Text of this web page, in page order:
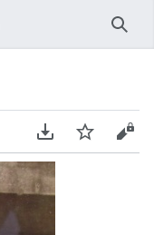
Parsisiųsti kaip
Stebėti